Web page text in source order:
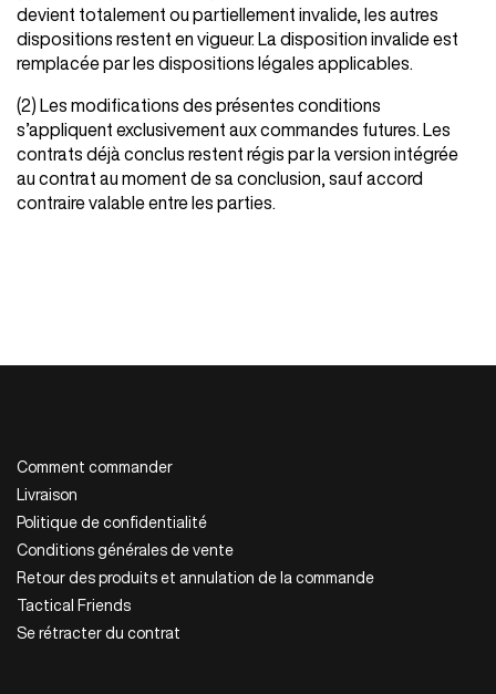
devient totalement ou partiellement invalide, les autres
dispositions restent en vigueur. La disposition invalide est
remplacée par les dispositions légales applicables.
(2) Les modifications des présentes conditions
s’appliquent exclusivement aux commandes futures. Les
contrats déjà conclus restent régis par la version intégrée
au contrat au moment de sa conclusion, sauf accord
contraire valable entre les parties.
Comment commander
Livraison
Politique de confidentialité
Conditions générales de vente
Retour des produits et annulation de la commande
Tactical Friends
Se rétracter du contrat